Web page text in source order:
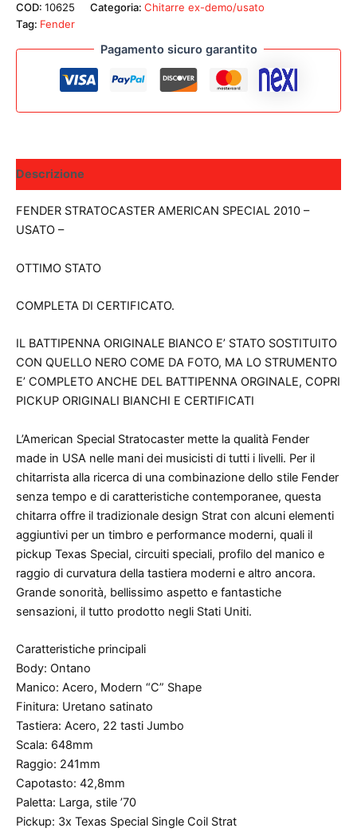
COD: 10625 Categoria: Chitarre ex-demo/usato
Tag: Fender
Pagamento sicuro garantito
Descrizione
FENDER STRATOCASTER AMERICAN SPECIAL 2010 –
USATO –
OTTIMO STATO
COMPLETA DI CERTIFICATO.
IL BATTIPENNA ORIGINALE BIANCO E’ STATO SOSTITUITO
CON QUELLO NERO COME DA FOTO, MA LO STRUMENTO
E’ COMPLETO ANCHE DEL BATTIPENNA ORGINALE, COPRI
PICKUP ORIGINALI BIANCHI E CERTIFICATI
L’American Special Stratocaster mette la qualità Fender
made in USA nelle mani dei musicisti di tutti i livelli. Per il
chitarrista alla ricerca di una combinazione dello stile Fender
senza tempo e di caratteristiche contemporanee, questa
chitarra offre il tradizionale design Strat con alcuni elementi
aggiuntivi per un timbro e performance moderni, quali il
pickup Texas Special, circuiti speciali, profilo del manico e
raggio di curvatura della tastiera moderni e altro ancora.
Grande sonorità, bellissimo aspetto e fantastiche
sensazioni, il tutto prodotto negli Stati Uniti.
Caratteristiche principali
Body: Ontano
Manico: Acero, Modern “C” Shape
Finitura: Uretano satinato
Tastiera: Acero, 22 tasti Jumbo
Scala: 648mm
Raggio: 241mm
Capotasto: 42,8mm
Paletta: Larga, stile ’70
Pickup: 3x Texas Special Single Coil Strat